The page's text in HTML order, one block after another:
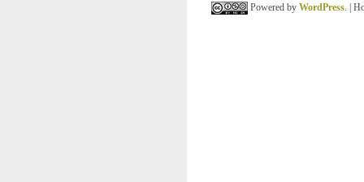
Powered by WordPress. |